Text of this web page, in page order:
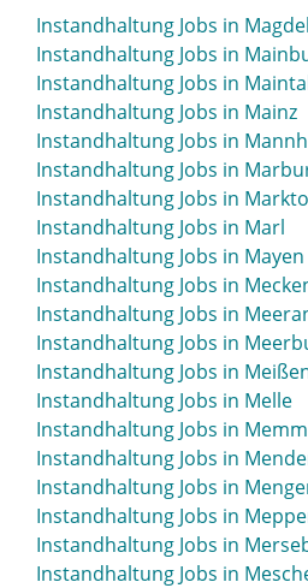
Instandhaltung Jobs in Lindau
Instandhaltung Jobs in Lindlar
Instandhaltung Jobs in Lingen
Instandhaltung Jobs in
Instandhaltung Jobs in Löhne
Instandhaltung Jobs in
Instandhaltung Jobs in
Instandhaltung Jobs in Lübben
Instandhaltung Jobs in Lübeck
Instandhaltung Jobs in Luckau
Instandhaltung Jobs in
Instandhaltung Jobs in
Instandhaltung Jobs in
Instandhaltung Jobs in
Instandhaltung Jobs in
Instandhaltung Jobs in
Instandhaltung Jobs in
Instandhaltung Jobs in Lünen
Instandhaltung Jobs in Luzern
Instandhaltung Jobs in
Instandhaltung Jobs in
Instandhaltung Jobs in
Instandhaltung Jobs in Mainz
Instandhaltung Jobs in
Instandhaltung Jobs in
Instandhaltung Jobs in
Instandhaltung Jobs in Marl
Instandhaltung Jobs in Mayen
Instandhaltung Jobs in
Instandhaltung Jobs in
Instandhaltung Jobs in
Instandhaltung Jobs in
Instandhaltung Jobs in Melle
Instandhaltung Jobs in
Instandhaltung Jobs in
Instandhaltung Jobs in
Instandhaltung Jobs in
Instandhaltung Jobs in
Instandhaltung Jobs in